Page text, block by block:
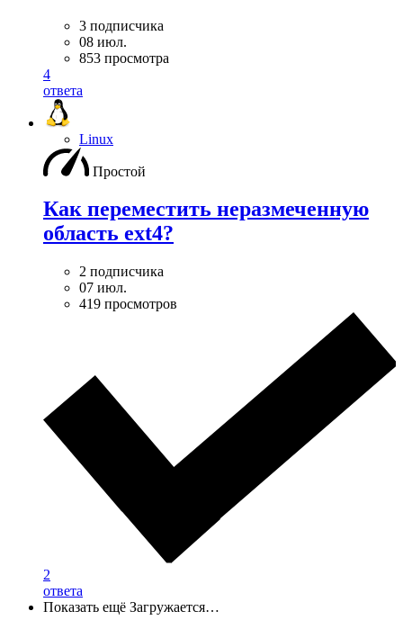
3 подписчика
08 июл.
853 просмотра
4
ответа
Linux
Простой
Как переместить неразмеченную
область ext4?
2 подписчика
07 июл.
419 просмотров
2
ответа
Показать ещё Загружается…